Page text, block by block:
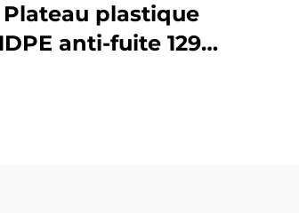
Plateau plastique
anti-fuite 1290